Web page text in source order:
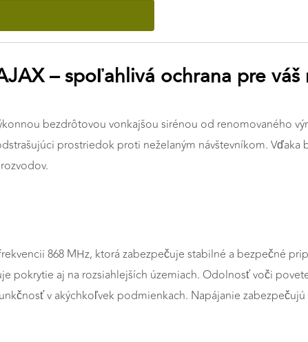
– spoľahlivá ochrana pre
bezdrôtovou vonkajšou sirénou od renomovaného
prostriedok proti neželaným návštevníkom.
868 MHz, ktorá zabezpečuje stabilné a bezpečné
pokrytie aj na rozsiahlejších územiach. Odolnosť voči
v akýchkoľvek podmienkach. Napájanie zabezpečujú